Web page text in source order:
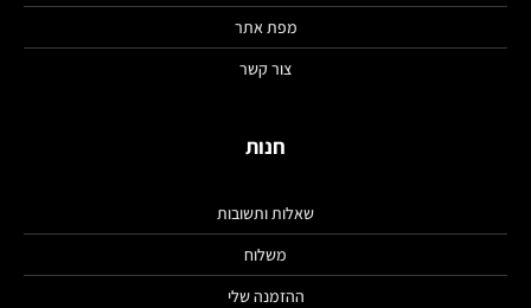
מפת אתר
צור קשר
חנות
שאלות ותשובות
משלוח
ההזמנה שלי